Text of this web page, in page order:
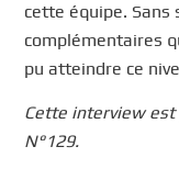
cette équipe. Sans
complémentaires
pu atteindre ce
Cette interview
N°129.